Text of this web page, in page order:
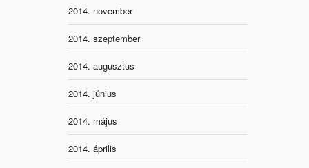
2014. november
2014. szeptember
2014. augusztus
2014. június
2014. május
2014. április